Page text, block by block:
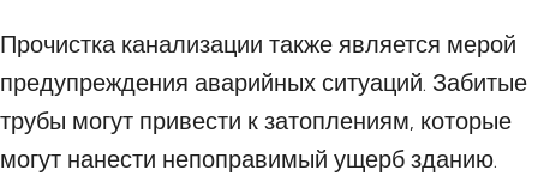
Прочистка канализации также является мерой
предупреждения аварийных ситуаций. Забитые
трубы могут привести к затоплениям, которые
могут нанести непоправимый ущерб зданию.